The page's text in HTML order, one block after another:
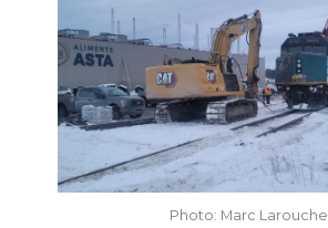
Photo: Marc Larouche